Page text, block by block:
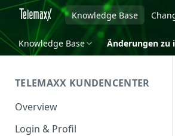
Knowledge Base
Knowledge Base Änderungen zu
TELEMAXX KUNDENCENTER
Overview
Login & Profil